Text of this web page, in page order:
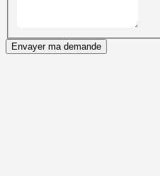
Envayer ma demande